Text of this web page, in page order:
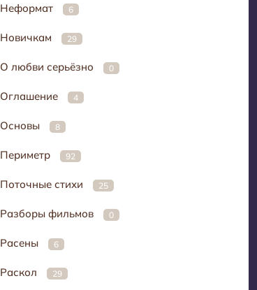
Неформат 6
Новичкам 29
О любви серьёзно 0
Оглашение 4
Основы 8
Периметр 92
Поточные стихи 25
Разборы фильмов 0
Расены 6
Раскол 29